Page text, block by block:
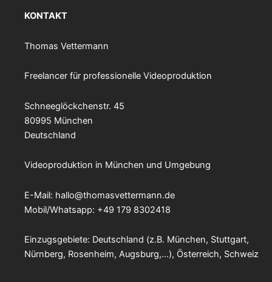
KONTAKT
Thomas Vettermann
Freelancer für professionelle Videoproduktion
Schneeglöckchenstr. 45
80995 München
Deutschland
Videoproduktion in München und Umgebung
E-Mail: hallo@thomasvettermann.de
Mobil/Whatsapp: +49 179 8302418
Einzugsgebiete: Deutschland (z.B. München, Stuttgart,
Nürnberg, Rosenheim, Augsburg,…), Österreich, Schweiz